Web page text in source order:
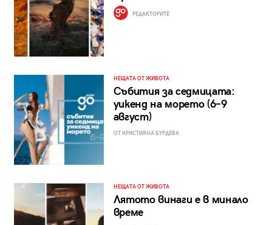
РЕДАКТОРИТЕ
НЕЩАТА ОТ ЖИВОТА
Събития за седмицата:
уикенд на морето (6–9
август)
ОТ КРИСТИЯНА БУРДЕВА
НЕЩАТА ОТ ЖИВОТА
Лятото винаги е в минало
време